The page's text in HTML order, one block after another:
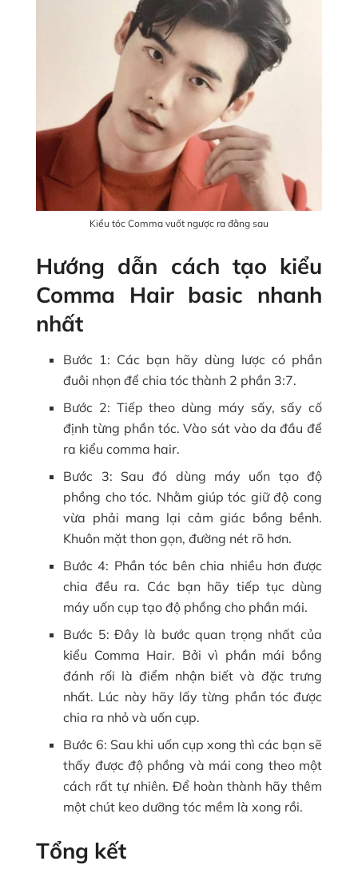
Kiểu tóc Comma vuốt ngược ra đằng sau
Hướng dẫn cách tạo kiểu
Comma Hair basic nhanh
nhất
Bước 1: Các bạn hãy dùng lược có phần
đuôi nhọn để chia tóc thành 2 phần 3:7.
Bước 2: Tiếp theo dùng máy sấy, sấy cố
định từng phần tóc. Vào sát vào da đầu để
ra kiểu comma hair.
Bước 3: Sau đó dùng máy uốn tạo độ
phồng cho tóc. Nhằm giúp tóc giữ độ cong
vừa phải mang lại cảm giác bồng bềnh.
Khuôn mặt thon gọn, đường nét rõ hơn.
Bước 4: Phần tóc bên chia nhiều hơn được
chia đều ra. Các bạn hãy tiếp tục dùng
máy uốn cụp tạo độ phồng cho phần mái.
Bước 5: Đây là bước quan trọng nhất của
kiểu Comma Hair. Bởi vì phần mái bồng
đánh rối là điểm nhận biết và đặc trưng
nhất. Lúc này hãy lấy từng phần tóc được
chia ra nhỏ và uốn cụp.
Bước 6: Sau khi uốn cụp xong thì các bạn sẽ
thấy được độ phồng và mái cong theo một
cách rất tự nhiên. Để hoàn thành hãy thêm
một chút keo dưỡng tóc mềm là xong rồi.
Tổng kết